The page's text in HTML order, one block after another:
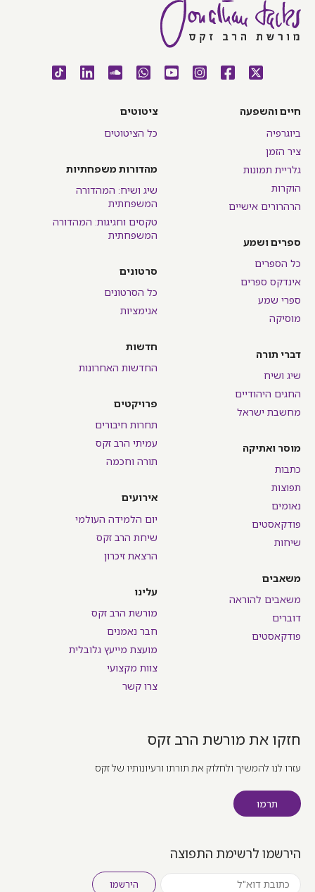
חיים והשפעה
ביוגרפיה
ציר הזמן
גלריית תמונות
הוקרות
הרהרורים אישיים
ספרים ושמע
כל הספרים
אינדקס ספרים
ספרי שמע
מוסיקה
דברי תורה
שיג ושיח
החגים היהודיים
מחשבת ישראל
מוסר ואתיקה
כתבות
תפוצות
נאומים
פודקאסטים
שיחות
משאבים
משאבים להוראה
דוברים
פודקאסטים
ציטוטים
כל הציטוטים
מהדורות משפחתיות
שיג ושיח: המהדורה
המשפחתית
טקסים וחגיגות: המהדורה
המשפחתית
סרטונים
כל הסרטונים
אנימציות
חדשות
החדשות האחרונות
פרויקטים
תחרות חיבורים
עמיתי הרב זקס
תורה וחכמה
אירועים
יום הלמידה העולמי
שיחת הרב זקס
הרצאת זיכרון
עלינו
מורשת הרב זקס
חבר נאמנים
מועצת מייעץ גלובלית
צוות מקצועי
צרו קשר
חזקו את מורשת הרב זקס
עזרו לנו להמשיך ולחלוק את תורתו ורעיונותיו של זקס
תרמו
הירשמו לרשימת התפוצה
הירשמו